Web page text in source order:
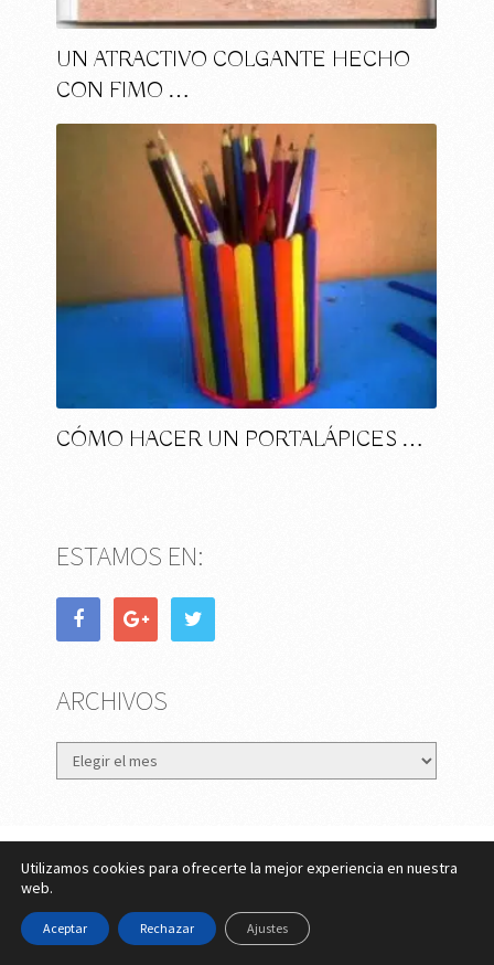
UN ATRACTIVO COLGANTE HECHO
CON FIMO …
CÓMO HACER UN PORTALÁPICES …
ESTAMOS EN:
ARCHIVOS
Archivos
eMujer.com
Copyright © 2026.
Contactar ||Datos Legales y Privacidad
Cookies
Utilizamos cookies para ofrecerte la mejor experiencia en nuestra
web.
Aceptar Rechazar Ajustes